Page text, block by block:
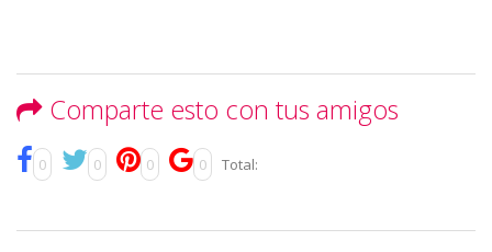
Comparte esto con tus amigos
0 0 0 0 Total: